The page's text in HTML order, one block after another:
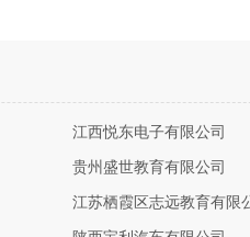
江西悦东电子有限公司
贵州盛世教育有限公司
江苏栖霞区志远教育有限